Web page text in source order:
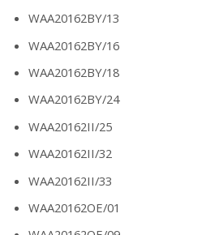
WAA20162BY/13
WAA20162BY/16
WAA20162BY/18
WAA20162BY/24
WAA20162II/25
WAA20162II/32
WAA20162II/33
WAA20162OE/01